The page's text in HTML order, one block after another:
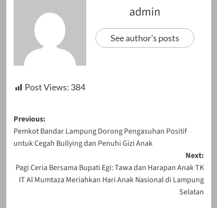
admin
See author's posts
Post Views: 384
Post
navigation
Previous:
Pemkot Bandar Lampung Dorong Pengasuhan Positif
untuk Cegah Bullying dan Penuhi Gizi Anak
Next:
Pagi Ceria Bersama Bupati Egi: Tawa dan Harapan Anak TK
IT Al Mumtaza Meriahkan Hari Anak Nasional di Lampung
Selatan